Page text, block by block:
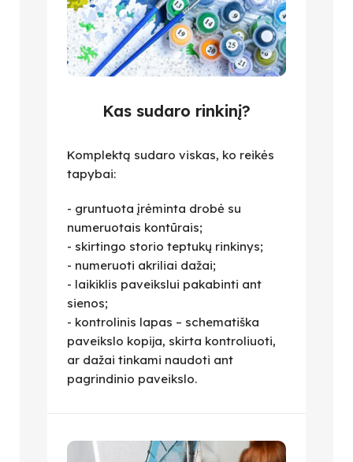
Kas sudaro rinkinį?
Komplektą sudaro viskas, ko reikės
tapybai:
- gruntuota įrėminta drobė su
numeruotais kontūrais;
- skirtingo storio teptukų rinkinys;
- numeruoti akriliai dažai;
- laikiklis paveikslui pakabinti ant
sienos;
- kontrolinis lapas – schematiška
paveikslo kopija, skirta kontroliuoti,
ar dažai tinkami naudoti ant
pagrindinio paveikslo.